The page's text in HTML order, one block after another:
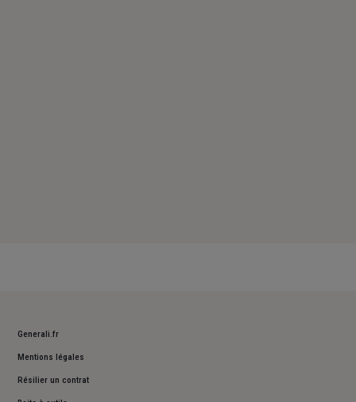
Generali.fr
Mentions légales
Résilier un contrat